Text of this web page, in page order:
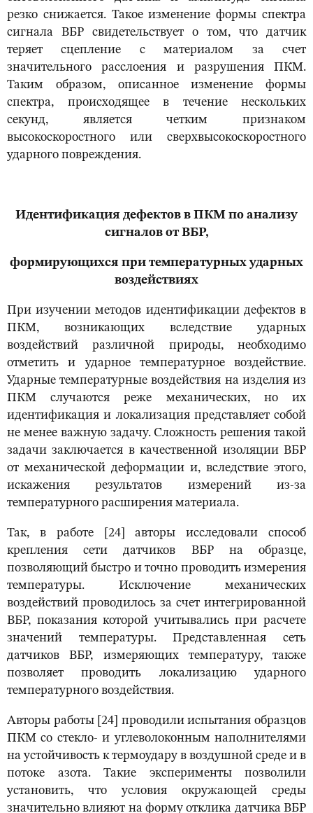
резко снижается. Такое изменение формы спектра
сигнала ВБР свидетельствует о том, что датчик
теряет сцепление с материалом за счет
значительного расслоения и разрушения ПКМ.
Таким образом, описанное изменение формы
спектра, происходящее в течение нескольких
секунд, является четким признаком
высокоскоростного или сверхвысокоскоростного
ударного повреждения.
Идентификация дефектов в ПКМ по анализу
сигналов от ВБР,
формирующихся при температурных ударных
воздействиях
При изучении методов идентификации дефектов в
ПКМ, возникающих вследствие ударных
воздействий различной природы, необходимо
отметить и ударное температурное воздействие.
Ударные температурные воздействия на изделия из
ПКМ случаются реже механических, но их
идентификация и локализация представляет собой
не менее важную задачу. Сложность решения такой
задачи заключается в качественной изоляции ВБР
от механической деформации и, вследствие этого,
искажения результатов измерений из-за
температурного расширения материала.
Так, в работе [24] авторы исследовали способ
крепления сети датчиков ВБР на образце,
позволяющий быстро и точно проводить измерения
температуры. Исключение механических
воздействий проводилось за счет интегрированной
ВБР, показания которой учитывались при расчете
значений температуры. Представленная сеть
датчиков ВБР, измеряющих температуру, также
позволяет проводить локализацию ударного
температурного воздействия.
Авторы работы [24] проводили испытания образцов
ПКМ со стекло- и углеволоконным наполнителями
на устойчивость к термоудару в воздушной среде и в
потоке азота. Такие эксперименты позволили
установить, что условия окружающей среды
значительно влияют на форму отклика датчика ВБР